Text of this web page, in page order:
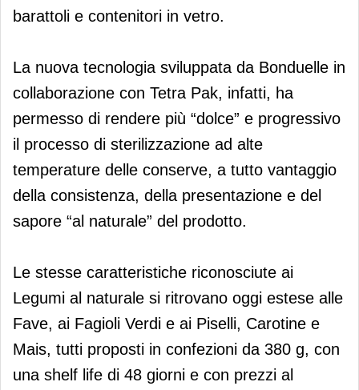
barattoli e contenitori in vetro.
La nuova tecnologia sviluppata da Bonduelle in
collaborazione con Tetra Pak, infatti, ha
permesso di rendere più “dolce” e progressivo
il processo di sterilizzazione ad alte
temperature delle conserve, a tutto vantaggio
della consistenza, della presentazione e del
sapore “al naturale” del prodotto.
Le stesse caratteristiche riconosciute ai
Legumi al naturale si ritrovano oggi estese alle
Fave, ai Fagioli Verdi e ai Piselli, Carotine e
Mais, tutti proposti in confezioni da 380 g, con
una shelf life di 48 giorni e con prezzi al